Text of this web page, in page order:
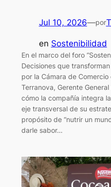
Jul 10, 2026—por
en Sostenibilidad
En el marco del foro
Decisiones que
por la Cámara de
Terranova, Gerente
cómo la compañía integra
eje transversal de su
propósito de “nutrir un
darle sabor…